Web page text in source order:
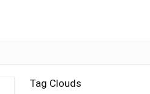
Tag Clouds